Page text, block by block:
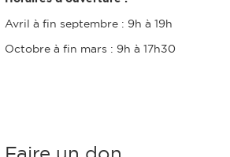
Avril à fin septembre : 9h à 19h
Octobre à fin mars : 9h à 17h30